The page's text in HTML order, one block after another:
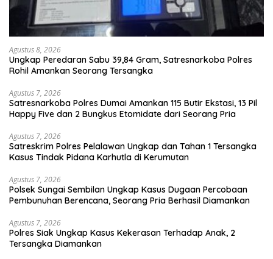
Agustus 8, 2026
Ungkap Peredaran Sabu 39,84 Gram, Satresnarkoba Polres
Rohil Amankan Seorang Tersangka
Agustus 7, 2026
Satresnarkoba Polres Dumai Amankan 115 Butir Ekstasi, 13 Pil
Happy Five dan 2 Bungkus Etomidate dari Seorang Pria
Agustus 7, 2026
Satreskrim Polres Pelalawan Ungkap dan Tahan 1 Tersangka
Kasus Tindak Pidana Karhutla di Kerumutan
Agustus 7, 2026
Polsek Sungai Sembilan Ungkap Kasus Dugaan Percobaan
Pembunuhan Berencana, Seorang Pria Berhasil Diamankan
Agustus 7, 2026
Polres Siak Ungkap Kasus Kekerasan Terhadap Anak, 2
Tersangka Diamankan